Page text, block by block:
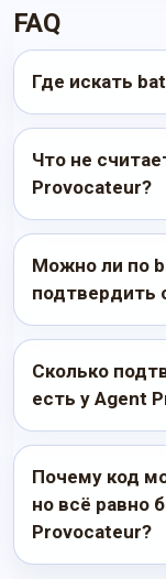
FAQ
Где искать
Что не
Provocateur?
Можно ли по
подтвердить
Сколько
есть у Agent
Почему код
но всё равно
Provocateur?